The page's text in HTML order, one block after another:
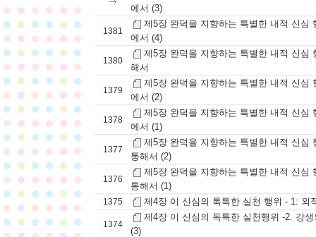
에서 (3)
1381
제5장 완덕을 지향하는 특별한 내적 신심
에서 (4)
1380
제5장 완덕을 지향하는 특별한 내적 신심
해서
1379
제5장 완덕을 지향하는 특별한 내적 신심
에서 (2)
1378
제5장 완덕을 지향하는 특별한 내적 신심
에서 (1)
1377
제5장 완덕을 지향하는 특별한 내적 신심
통해서 (2)
1376
제5장 완덕을 지향하는 특별한 내적 신심
통해서 (1)
1375 제4장 이 신심의 톡특한 실천 행위 - 1: 외
1374
제4장 이 신심의 독특한 실천행위 -2. 강
(3)